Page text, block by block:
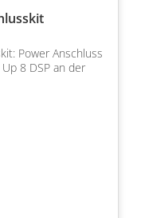
Power Anschluss
8 DSP an der